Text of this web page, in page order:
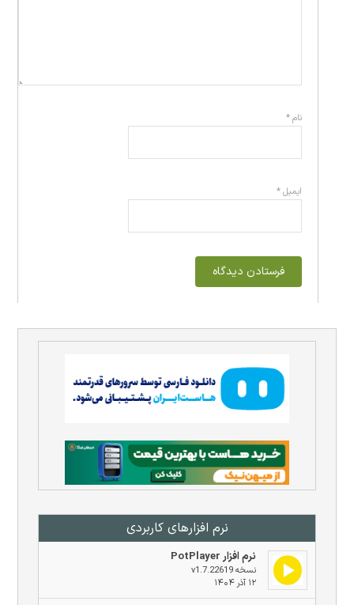
نرم افزار‌های کاربردی
نرم افزار PotPlayer
نسخه v1.7.22619
۱۲ آذر ۱۴۰۴
نام*
ایمیل*